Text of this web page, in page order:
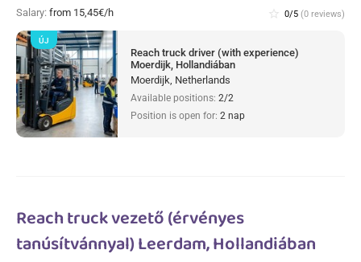
Salary: from 15,45€/h star_border 0/5 (0 reviews)
Reach truck driver (with experience)
Moerdijk, Hollandiában
Moerdijk, Netherlands
Available positions: 2/2
Position is open for: 2 nap
ÚJ
Reach truck vezető (érvényes
tanúsítvánnyal) Leerdam, Hollandiában